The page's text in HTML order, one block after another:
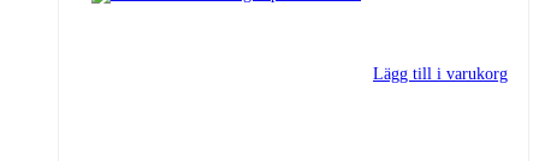
Lägg till i varukorg